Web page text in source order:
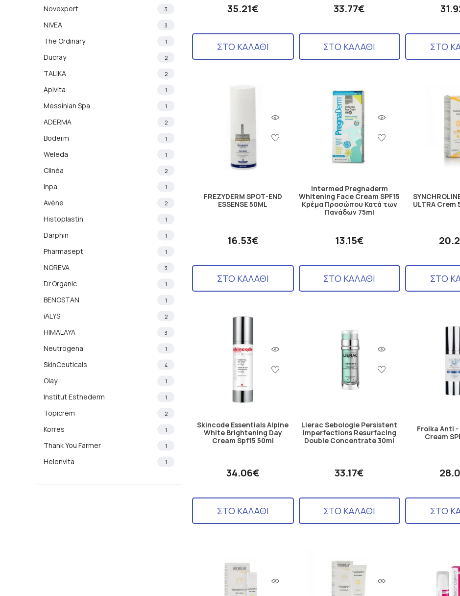
Novexpert 3
NIVEA 3
The Ordinary 1
Ducray 2
TALIKA 2
Apivita 1
Messinian Spa 1
ADERMA 2
Boderm 1
Weleda 1
Clinéa 2
Inpa 1
Avène 2
Histoplastin 1
Darphin 1
Pharmasept 1
NOREVA 3
Dr.Organic 1
BENOSTAN 1
iALYS 2
HIMALAYA 3
Neutrogena 1
SkinCeuticals 4
Olay 1
Institut Esthederm 1
Topicrem 2
Korres 1
Thank You Farmer 1
Helenvita 1
35.21€
ΣΤΟ ΚΑΛΑΘΙ
33.77€
ΣΤΟ ΚΑΛΑΘΙ ΣΤΟ
FREZYDERM SPOT-END
ESSENSE 50ML
16.53€
ΣΤΟ ΚΑΛΑΘΙ
Intermed Pregnaderm
Whitening Face Cream SPF15
Κρέμα Προσώπου Κατά των
Πανάδων 75ml
13.15€
ΣΤΟ ΚΑΛΑΘΙ
ULTRA Crem
ΣΤΟ
Skincode Essentials Alpine
White Brightening Day
Cream Spf15 50ml
34.06€
ΣΤΟ ΚΑΛΑΘΙ
Lierac Sebologie Persistent
Imperfections Resurfacing
Double Concentrate 30ml
33.17€
ΣΤΟ ΚΑΛΑΘΙ
Froika Anti
Cream
ΣΤΟ